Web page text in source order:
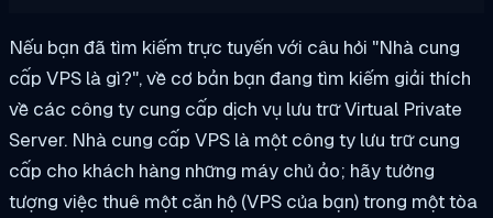
Nếu bạn đã tìm kiếm trực tuyến với câu hỏi "Nhà cung
cấp VPS là gì?", về cơ bản bạn đang tìm kiếm giải thích
về các công ty cung cấp dịch vụ lưu trữ Virtual Private
Server. Nhà cung cấp VPS là một công ty lưu trữ cung
cấp cho khách hàng những máy chủ ảo; hãy tưởng
tượng việc thuê một căn hộ (VPS của bạn) trong một tòa